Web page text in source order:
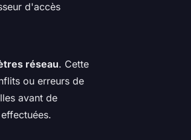
d'accès
réseau. Cette
ou erreurs de
avant de